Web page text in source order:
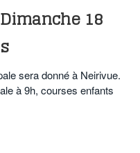
18
sera donné à Neirivue.
à 9h, courses enfants